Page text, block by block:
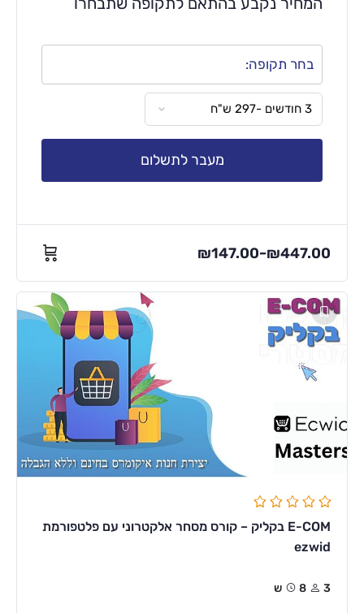
בחר תקופה:
מעבר לתשלום
₪147.00–₪447.00
E-COM בקליק – קורס מסחר אלקטרוני עם פלטפורמת
ezwid
3 8ש